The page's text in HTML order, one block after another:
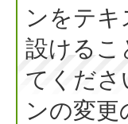
ンをテ
設けるこ
てくださ
ンの変更